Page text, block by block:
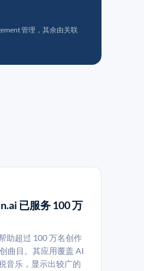
管理，其余由关联
已服务 100 万
助超过 100 万名创作
曲目。其应用覆盖 AI
音乐，显示出较广的